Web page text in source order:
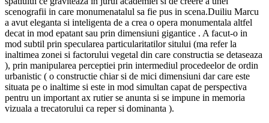
scenografii in care monumenatalul sa fie pus in scena.Duiliu Marcu
a avut eleganta si inteligenta de a crea o opera monumentala altfel
decat in mod epatant sau prin dimensiuni gigantice . A facut-o in
mod subtil prin specularea particularitatilor sitului (ma refer la
inaltimea zonei si factorului vegetal din care constructia se detaseaza
), prin manipularea perceptiei prin intermediul procedeelor de ordin
urbanistic ( o constructie chiar si de mici dimensiuni dar care este
situata pe o inaltime si este in mod simultan capat de perspectiva
pentru un important ax rutier se anunta si se impune in memoria
vizuala a trecatorului ca reper si dominanta ).